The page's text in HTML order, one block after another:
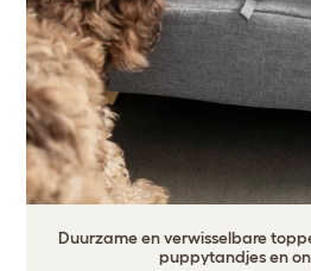
Duurzame en verwisselbare
puppytandjes en